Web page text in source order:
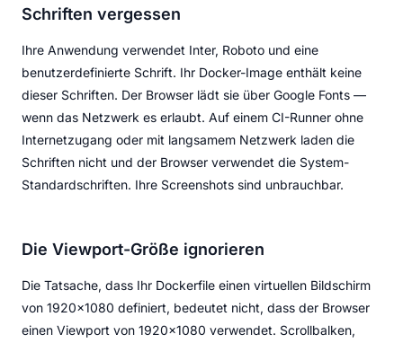
Schriften vergessen
Ihre Anwendung verwendet Inter, Roboto und eine
benutzerdefinierte Schrift. Ihr Docker-Image enthält keine
dieser Schriften. Der Browser lädt sie über Google Fonts —
wenn das Netzwerk es erlaubt. Auf einem CI-Runner ohne
Internetzugang oder mit langsamem Netzwerk laden die
Schriften nicht und der Browser verwendet die System-
Standardschriften. Ihre Screenshots sind unbrauchbar.
Die Viewport-Größe ignorieren
Die Tatsache, dass Ihr Dockerfile einen virtuellen Bildschirm
von 1920x1080 definiert, bedeutet nicht, dass der Browser
einen Viewport von 1920x1080 verwendet. Scrollbalken,